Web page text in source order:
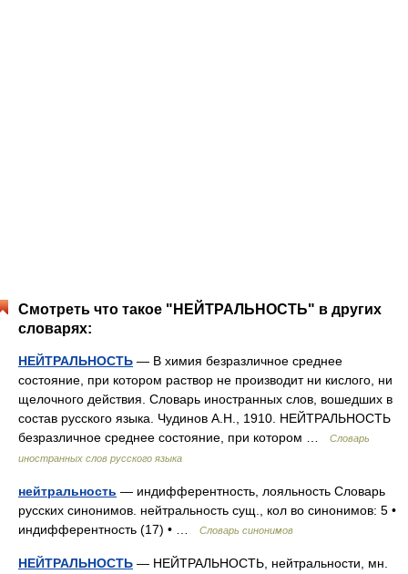
Смотреть что такое "НЕЙТРАЛЬНОСТЬ" в других
словарях:
НЕЙТРАЛЬНОСТЬ — В химия безразличное среднее
состояние, при котором раствор не производит ни кислого, ни
щелочного действия. Словарь иностранных слов, вошедших в
состав русского языка. Чудинов А.Н., 1910. НЕЙТРАЛЬНОСТЬ
безразличное среднее состояние, при котором …
Словарь
иностранных слов русского языка
нейтральность — индифферентность, лояльность Словарь
русских синонимов. нейтральность сущ., кол во синонимов: 5 •
индифферентность (17) • …
Словарь синонимов
НЕЙТРАЛЬНОСТЬ — НЕЙТРАЛЬНОСТЬ, нейтральности, мн.